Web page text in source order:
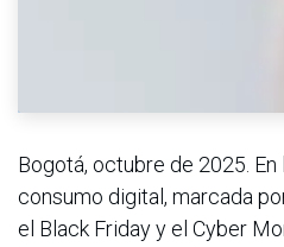
Bogotá, octubre de 2025.
consumo digital, marcada
el Black Friday y el Cyber